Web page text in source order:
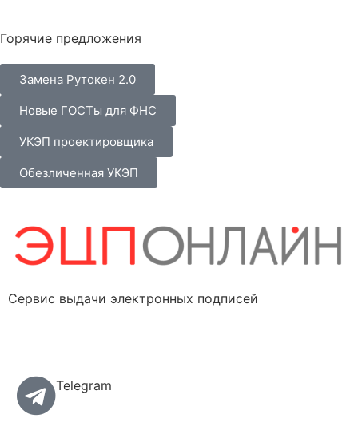
Горячие предложения
Замена Рутокен 2.0
Новые ГОСТы для ФНС
УКЭП проектировщика
Обезличенная УКЭП
Сервис выдачи электронных подписей
Telegram